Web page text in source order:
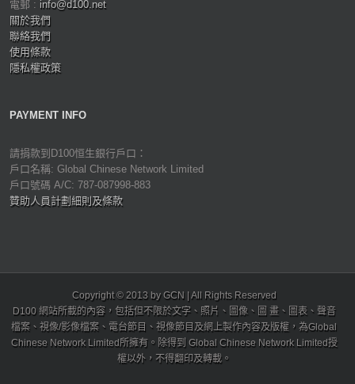
電郵 : info@d100.net
關於我們
聯絡我們
使用條款
隱私權政策
PAYMENT INFO
請捐款到D100恒生銀行戶口：
戶口名稱: Global Chinese Network Limited
戶口號碼 A/C: 787-087998-883
贊助人員計劃細則及條款
Copyright © 2013 by GCN | All Rights Reserved
D100 網站所載的內容，包括但不限於文字、照片、圖像、圖 畫、圖表、聲音
檔案、視像/影像檔案、電台節目、視像節目及網上製作內容及版權，為Global
Chinese Network Limited所擁有。除得到 Global Chinese Network Limited授
權以外，不得翻印及轉載。